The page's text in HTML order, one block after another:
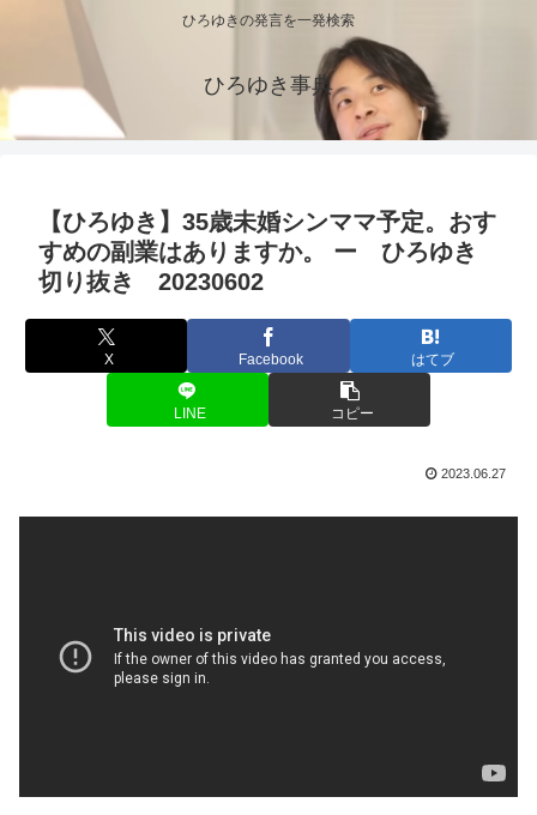
ひろゆきの発言を一発検索
ひろゆき事典
【ひろゆき】35歳未婚シンママ予定。おす
すめの副業はありますか。 ー ひろゆき
切り抜き 20230602
X Facebook はてブ
LINE コピー
2023.06.27